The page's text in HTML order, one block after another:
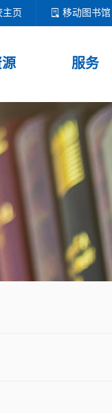
移动图书馆
主页
服务